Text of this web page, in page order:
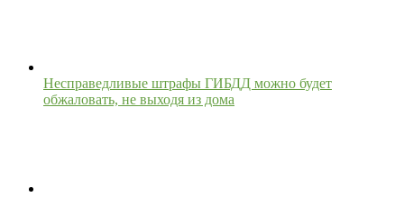
Несправедливые штрафы ГИБДД можно будет
обжаловать, не выходя из дома